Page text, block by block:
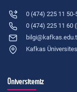
0 (474) 225 11 50-
0 (474) 225 11 60
Kafkas
Üniversitemiz